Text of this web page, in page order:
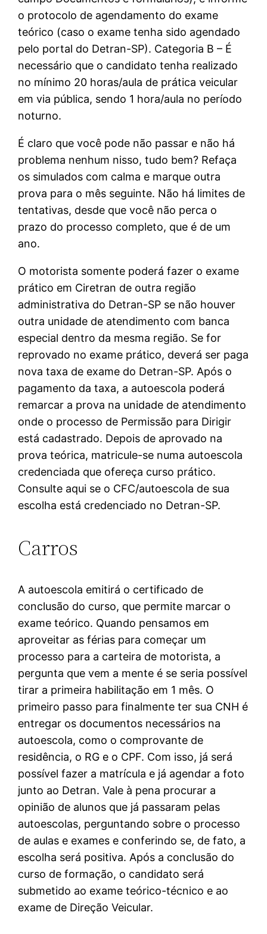
o protocolo de agendamento do exame
teórico (caso o exame tenha sido agendado
pelo portal do Detran-SP). Categoria B – É
necessário que o candidato tenha realizado
no mínimo 20 horas/aula de prática veicular
em via pública, sendo 1 hora/aula no período
noturno.
É claro que você pode não passar e não há
problema nenhum nisso, tudo bem? Refaça
os simulados com calma e marque outra
prova para o mês seguinte. Não há limites de
tentativas, desde que você não perca o
prazo do processo completo, que é de um
ano.
O motorista somente poderá fazer o exame
prático em Ciretran de outra região
administrativa do Detran-SP se não houver
outra unidade de atendimento com banca
especial dentro da mesma região. Se for
reprovado no exame prático, deverá ser paga
nova taxa de exame do Detran-SP. Após o
pagamento da taxa, a autoescola poderá
remarcar a prova na unidade de atendimento
onde o processo de Permissão para Dirigir
está cadastrado. Depois de aprovado na
prova teórica, matricule-se numa autoescola
credenciada que ofereça curso prático.
Consulte aqui se o CFC/autoescola de sua
escolha está credenciado no Detran-SP.
Carros
A autoescola emitirá o certificado de
conclusão do curso, que permite marcar o
exame teórico. Quando pensamos em
aproveitar as férias para começar um
processo para a carteira de motorista, a
pergunta que vem a mente é se seria possível
tirar a primeira habilitação em 1 mês. O
primeiro passo para finalmente ter sua CNH é
entregar os documentos necessários na
autoescola, como o comprovante de
residência, o RG e o CPF. Com isso, já será
possível fazer a matrícula e já agendar a foto
junto ao Detran. Vale à pena procurar a
opinião de alunos que já passaram pelas
autoescolas, perguntando sobre o processo
de aulas e exames e conferindo se, de fato, a
escolha será positiva. Após a conclusão do
curso de formação, o candidato será
submetido ao exame teórico-técnico e ao
exame de Direção Veicular.